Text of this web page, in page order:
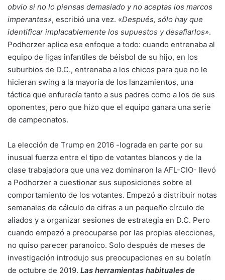
obvio si no lo piensas demasiado y no aceptas los marcos
imperantes», escribió una vez. «Después, sólo hay que
identificar implacablemente los supuestos y desafiarlos».
Podhorzer aplica ese enfoque a todo: cuando entrenaba al
equipo de ligas infantiles de béisbol de su hijo, en los
suburbios de D.C., entrenaba a los chicos para que no le
hicieran swing a la mayoría de los lanzamientos, una
táctica que enfurecía tanto a sus padres como a los de sus
oponentes, pero que hizo que el equipo ganara una serie
de campeonatos.
La elección de Trump en 2016 -lograda en parte por su
inusual fuerza entre el tipo de votantes blancos y de la
clase trabajadora que una vez dominaron la AFL-CIO- llevó
a Podhorzer a cuestionar sus suposiciones sobre el
comportamiento de los votantes. Empezó a distribuir notas
semanales de cálculo de cifras a un pequeño círculo de
aliados y a organizar sesiones de estrategia en D.C. Pero
cuando empezó a preocuparse por las propias elecciones,
no quiso parecer paranoico. Solo después de meses de
investigación introdujo sus preocupaciones en su boletín
de octubre de 2019. Las herramientas habituales de